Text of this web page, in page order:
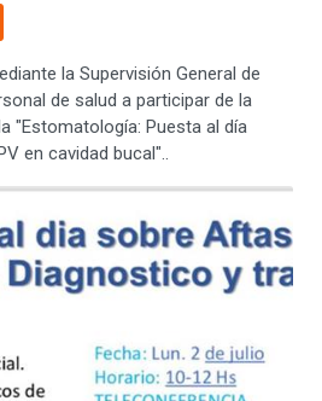
la Supervisión General de
de salud a participar de la
"Estomatología: Puesta al día
en cavidad bucal"..